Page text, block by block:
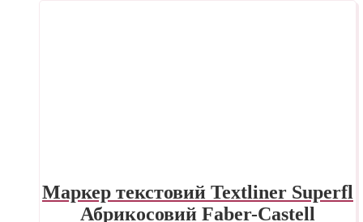
Маркер текстовий Textliner Superfl
Абрикосовий Faber-Castell